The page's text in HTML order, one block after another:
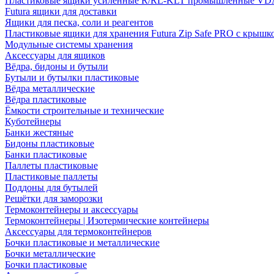
Futura ящики для доставки
Ящики для песка, соли и реагентов
Пластиковые ящики для хранения Futura Zip Safe PRO с
Модульные системы хранения
Аксессуары для ящиков
Вёдра, бидоны и бутыли
Бутыли и бутылки пластиковые
Вёдра металлические
Вёдра пластиковые
Ёмкости строительные и технические
Куботейнеры
Банки жестяные
Бидоны пластиковые
Банки пластиковые
Паллеты пластиковые
Пластиковые паллеты
Поддоны для бутылей
Решётки для заморозки
Термоконтейнеры и аксессуары
Термоконтейнеры | Изотермические контейнеры
Аксессуары для термоконтейнеров
Бочки пластиковые и металлические
Бочки металлические
Бочки пластиковые